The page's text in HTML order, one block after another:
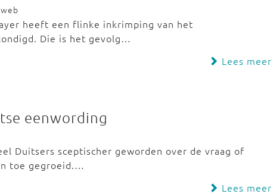
heeft een flinke inkrimping van het
Die is het gevolg…
Lees meer
eenwording
Duitsers sceptischer geworden over de vraag of
toe gegroeid.…
Lees meer